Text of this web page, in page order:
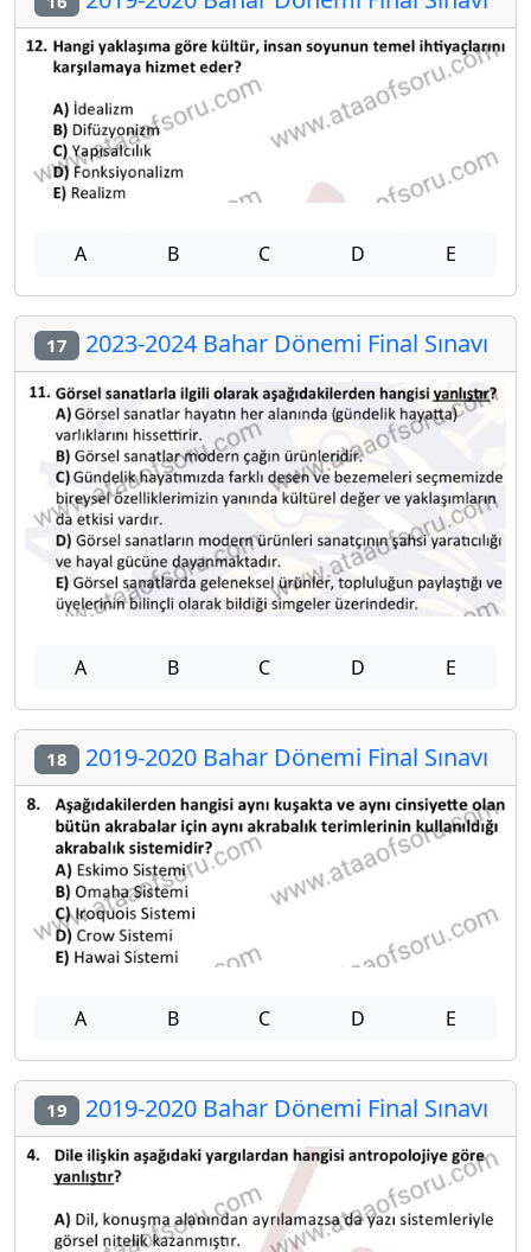
A B C D E
17 2023-2024 Bahar Dönemi Final Sınavı
A B C D E
18 2019-2020 Bahar Dönemi Final Sınavı
A B C D E
19 2019-2020 Bahar Dönemi Final Sınavı